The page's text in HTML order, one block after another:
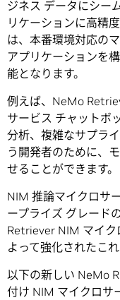
ジネス データにシー
リケーションに高精
は、本番環境対応の
アプリケーションを
能となります。
例えば、NeMo
サービス チャットボ
分析、複雑なサプラ
う開発者のために、
せることができます。
NIM 推論マイクロサ
ープライズ グレード
Retriever NIM マイク
よって強化されたこ
以下の新しい NeMo
付け NIM マイクロサ